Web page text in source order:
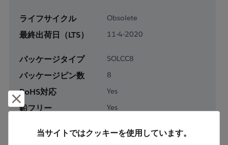
ライフサイクル Obsolete
最終出荷日（LTS） 11-4-2020
パッケージタイプ SOLCC8
パッケージピン数 8
RoHS対応 Yes
鉛フリー Yes
3000
却下して閉じる
当サイトではクッキーを使用しています。